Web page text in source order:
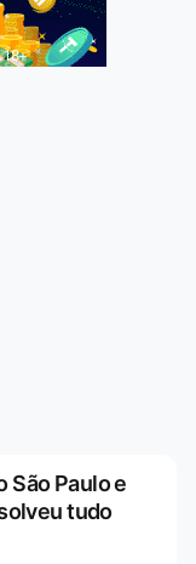
18+
São Paulo e
tudo